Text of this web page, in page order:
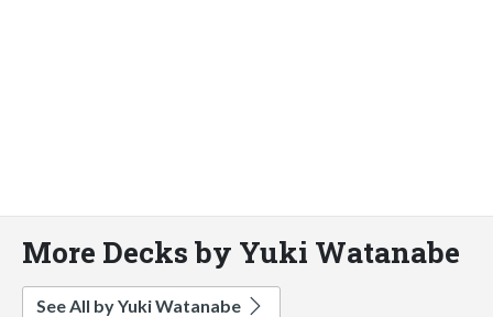
More Decks by Yuki Watanabe
See All by Yuki Watanabe